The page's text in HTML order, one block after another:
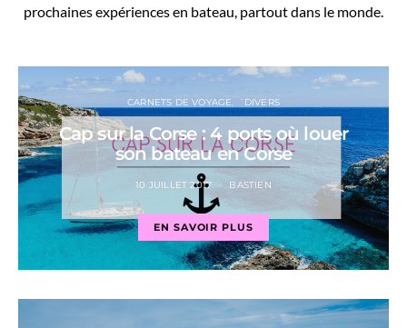
prochaines expériences en bateau, partout dans le monde.
CARNETS DE VOYAGE DIVERS
Cap sur la Corse : 4 ports où louer
son bateau en Corse
10 JUILLET 2017 BASTIEN
EN SAVOIR PLUS